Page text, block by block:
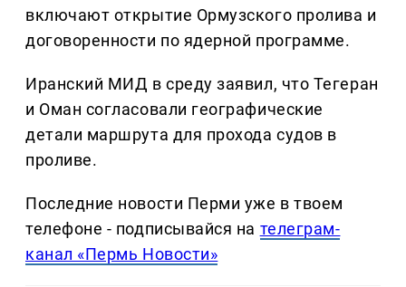
включают открытие Ормузского пролива и
договоренности по ядерной программе.
Иранский МИД в среду заявил, что Тегеран
и Оман согласовали географические
детали маршрута для прохода судов в
проливе.
Последние новости Перми уже в твоем
телефоне - подписывайся на телеграм-
канал «Пермь Новости»